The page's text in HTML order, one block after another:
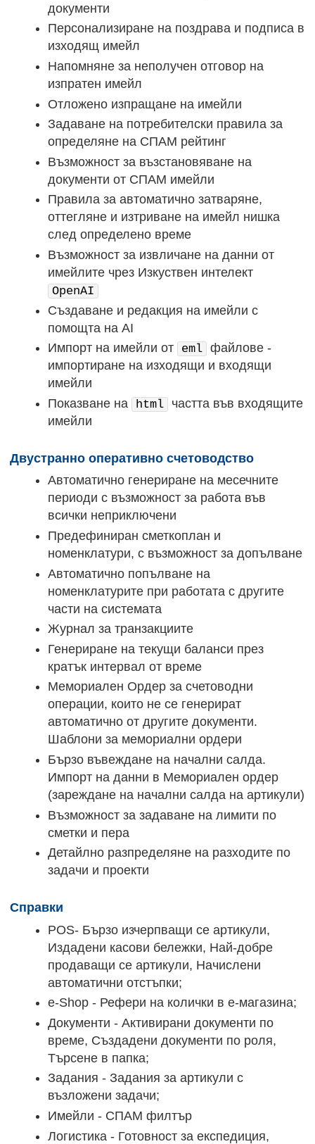
документи
Персонализиране на поздрава и подписа в
изходящ имейл
Напомняне за неполучен отговор на
изпратен имейл
Отложено изпращане на имейли
Задаване на потребителски правила за
определяне на СПАМ рейтинг
Възможност за възстановяване на
документи от СПАМ имейли
Правила за автоматично затваряне,
оттегляне и изтриване на имейл нишка
след определено време
Възможност за извличане на данни от
имейлите чрез Изкуствен интелект
OpenAI
Създаване и редакция на имейли с
помощта на AI
Импорт на имейли от
eml файлове -
импортиране на изходящи и входящи
имейли
Показване на
html
частта във входящите
имейли
Двустранно оперативно счетоводство
Автоматично генериране на месечните
периоди с възможност за работа във
всички неприключени
Предефиниран сметкоплан и
номенклатури, с възможност за допълване
Автоматично попълване на
номенклатурите при работата с другите
части на системата
Журнал за транзакциите
Генериране на текущи баланси през
кратък интервал от време
Мемориален Ордер за счетоводни
операции, които не се генерират
автоматично от другите документи.
Шаблони за мемориални ордери
Бързо въвеждане на начални салда.
Импорт на данни в Мемориален ордер
(зареждане на начални салда на артикули)
Възможност за задаване на лимити по
сметки и пера
Детайлно разпределяне на разходите по
задачи и проекти
Справки
POS- Бързо изчерпващи се артикули,
Издадени касови бележки, Най-добре
продаващи се артикули, Начислени
автоматични отстъпки;
е-Shop - Рефери на колички в е-магазина;
Документи - Активирани документи по
време, Създадени документи по роля,
Търсене в папка;
Задания - Задания за артикули с
възложени задачи;
Имейли - СПАМ филтър
Логистика - Готовност за експедиция,